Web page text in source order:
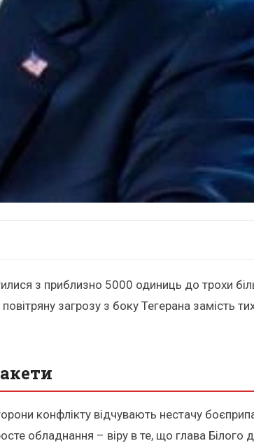
з приблизно 5000 одиниць до трохи
загрозу з боку Тегерана замість
конфлікту відчувають нестачу
– віру в те, що глава Білого